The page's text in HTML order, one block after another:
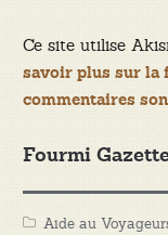
Ce site utilise
savoir plus sur la
commentaires
Fourmi
Aide au